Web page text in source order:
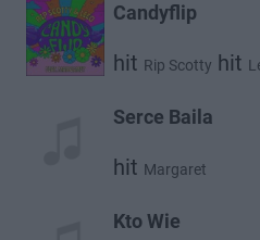
Candyflip
hit Rip Scotty hit
Serce Baila
hit Margaret
Kto Wie